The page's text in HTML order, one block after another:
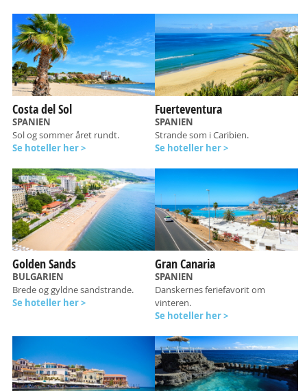
Costa del Sol
SPANIEN
Sol og sommer året rundt.
Se hoteller her >
Fuerteventura
SPANIEN
Strande som i Caribien.
Se hoteller her >
Golden Sands
BULGARIEN
Brede og gyldne sandstrande.
Se hoteller her >
Gran Canaria
SPANIEN
Danskernes feriefavorit om
vinteren.
Se hoteller her >